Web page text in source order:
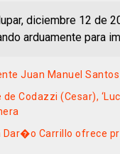
diciembre 12 de
arduamente para
Juan Manuel
de Codazzi (Cesar),
Dar�o Carrillo ofrece